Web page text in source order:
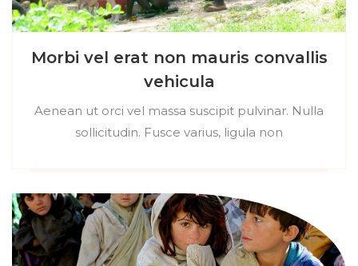
Morbi vel erat non mauris convallis
vehicula
Aenean ut orci vel massa suscipit pulvinar. Nulla
sollicitudin. Fusce varius, ligula non